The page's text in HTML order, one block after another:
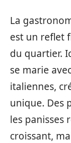
La
est un reflet
du quartier.
se marie
italiennes,
unique. Des
les panisses
croissant,